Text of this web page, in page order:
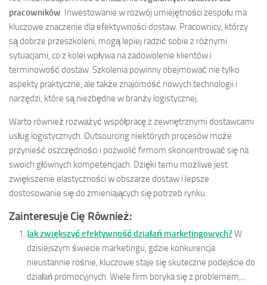
pracowników. Inwestowanie w rozwój umiejętności zespołu ma
kluczowe znaczenie dla efektywności dostaw. Pracownicy, którzy
są dobrze przeszkoleni, mogą lepiej radzić sobie z różnymi
sytuacjami, co z kolei wpływa na zadowolenie klientów i
terminowość dostaw. Szkolenia powinny obejmować nie tylko
aspekty praktyczne, ale także znajomość nowych technologii i
narzędzi, które są niezbędne w branży logistycznej.
Warto również rozważyć współpracę z zewnętrznymi dostawcami
usług logistycznych. Outsourcing niektórych procesów może
przynieść oszczędności i pozwolić firmom skoncentrować się na
swoich głównych kompetencjach. Dzięki temu możliwe jest
zwiększenie elastyczności w obszarze dostaw i lepsze
dostosowanie się do zmieniających się potrzeb rynku.
Zainteresuje Cię Również:
Jak zwiększyć efektywność działań marketingowych? W
dzisiejszym świecie marketingu, gdzie konkurencja
nieustannie rośnie, kluczowe staje się skuteczne podejście do
działań promocyjnych. Wiele firm boryka się z problemem,...